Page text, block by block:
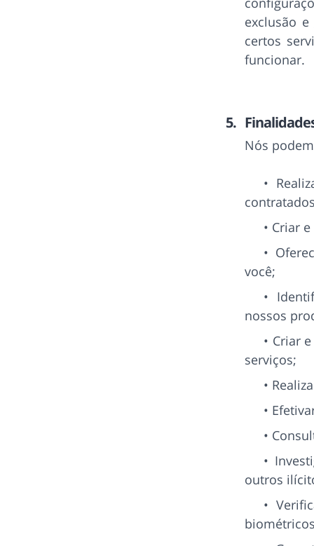
exclusão
certos
funcionar.
Nós
Criar
você;
nossos
Criar
serviços;
outros